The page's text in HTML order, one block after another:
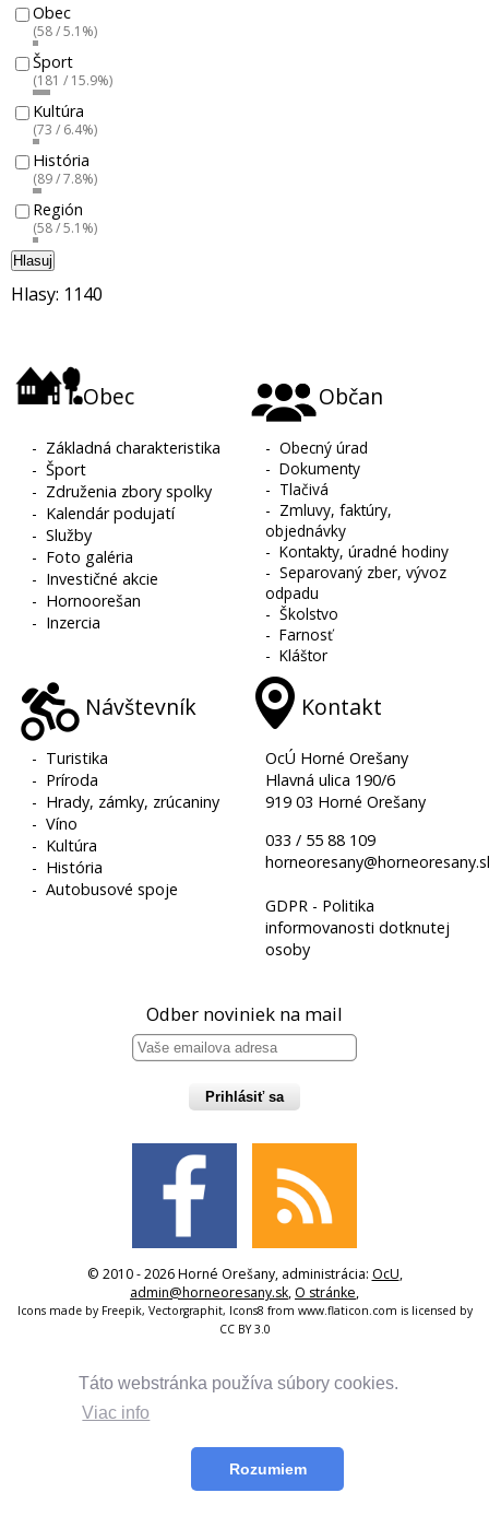
Táto webstránka používa súbory cookies.
Viac info
Rozumiem
Obec
(58 / 5.1%)
Šport
(181 / 15.9%)
Kultúra
(73 / 6.4%)
História
(89 / 7.8%)
Región
(58 / 5.1%)
Hlasuj
Hlasy: 1140
Obec
- Základná charakteristika
-Šport
- Združenia zbory spolky
- Kalendár podujatí
-Služby
- Foto galéria
- Investičné akcie
- Hornoorešan
- Inzercia
Občan
-Obecný úrad
-Dokumenty
- Tlačivá
- Zmluvy, faktúry,
objednávky
-Kontakty, úradné hodiny
-Separovaný zber, vývoz
odpadu
-Školstvo
-Farnosť
-Kláštor
Návštevník
- Turistika
- Príroda
- Hrady, zámky, zrúcaniny
-Víno
- Kultúra
- História
-Autobusové spoje
Kontakt
OcÚ Horné Orešany
Hlavná ulica 190/6
919 03 Horné Orešany
033 / 55 88 109
GDPR - Politika
informovanosti dotknutej
osoby
Odber noviniek na mail
Prihlásiť sa
© 2010 - 2026 Horné Orešany, administrácia: OcU,
admin@horneoresany.sk, O stránke,
Icons made by Freepik, Vectorgraphit, Icons8 from www.flaticon.com is licensed by
CC BY 3.0